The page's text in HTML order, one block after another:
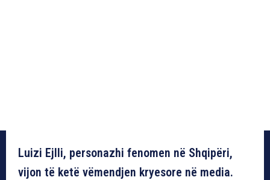
Luizi Ejlli, personazhi fenomen në Shqipëri,
vijon të ketë vëmendjen kryesore në media.